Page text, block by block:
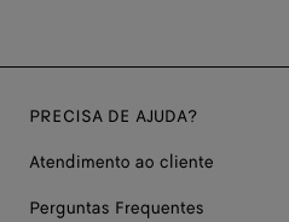
PRECISA DE AJUDA?
Atendimento ao cliente
Perguntas Frequentes